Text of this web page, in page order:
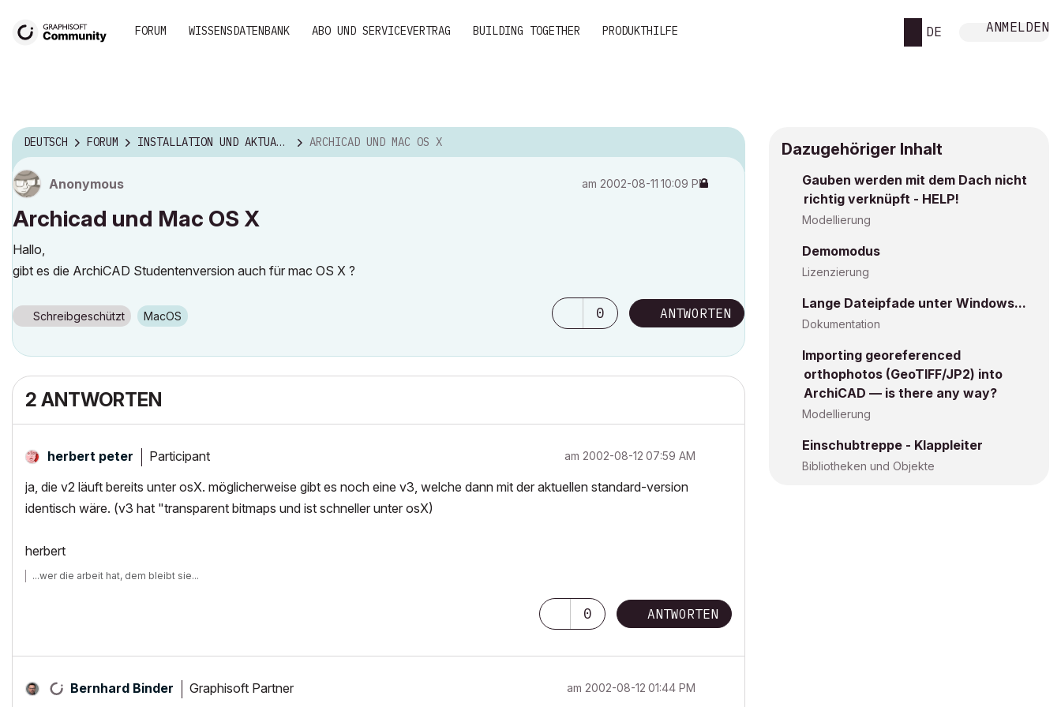
FORUM WISSENSDATENBANK ABO UND SERVICEVERTRAG BUILDING TOGETHER PRODUKTHILFE DE ANMELDEN
DEUTSCH FORUM INSTALLATION UND AKTUALISIERUNG ARCHICAD UND MAC OS X
Anonymous am ‎2002-08-11 10:09 PM
Archicad und Mac OS X
Hallo,
gibt es die ArchiCAD Studentenversion auch für mac OS X ?
Schreibgeschützt macOS 0 ANTWORTEN
2 ANTWORTEN
herbert peter Participant am ‎2002-08-12 07:59 AM
ja, die v2 läuft bereits unter osX. möglicherweise gibt es noch eine v3, welche dann mit der aktuellen standard-version
identisch wäre. (v3 hat "transparent bitmaps und ist schneller unter osX)
herbert
...wer die arbeit hat, dem bleibt sie...
0 ANTWORTEN
Bernhard Binder Graphisoft Partner am ‎2002-08-12 01:44 PM
Dazugehöriger Inhalt
Gauben werden mit dem Dach nicht
richtig verknüpft - HELP!
Modellierung
Demomodus
Lizenzierung
Lange Dateipfade unter Windows...
Dokumentation
Importing georeferenced
orthophotos (GeoTIFF/JP2) into
ArchiCAD — is there any way?
Modellierung
Einschubtreppe - Klappleiter
Bibliotheken und Objekte